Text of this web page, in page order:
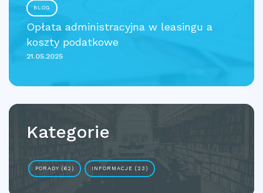
BLOG
Opłata administracyjna w leasingu a
koszty podatkowe
21.05.2025
Kategorie
PORADY (62) INFORMACJE (23)